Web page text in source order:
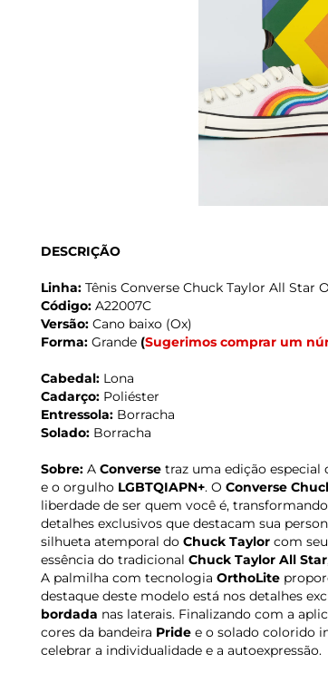
DESCRIÇÃO
Linha: Tênis Converse Chuck Taylor All Star
Código: A22007C
Versão: Cano baixo (Ox)
Forma: Grande (Sugerimos comprar um
Cabedal: Lona
Cadarço: Poliéster
Entressola: Borracha
Solado: Borracha
Sobre: A Converse traz uma edição especial
e o orgulho LGBTQIAPN+. O Converse
liberdade de ser quem você é,
detalhes exclusivos que destacam sua
silhueta atemporal do Chuck Taylor com
essência do tradicional Chuck Taylor All Star
A palmilha com tecnologia OrthoLite
destaque deste modelo está nos detalhes
bordada nas laterais. Finalizando com a
cores da bandeira Pride e o solado colorido
celebrar a individualidade e a autoexpressão.